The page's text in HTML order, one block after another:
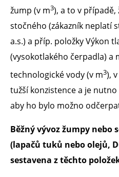
žump (v m3), a to v případě,
stočného (zákazník neplatí
a.s.) a příp. položky Výkon
(vysokotlakého čerpadla) a
technologické vody (v m3),
tužší konzistence a je
aby ho bylo možno
Běžný vývoz žumpy
(lapačů tuků nebo olejů,
sestavena z těchto